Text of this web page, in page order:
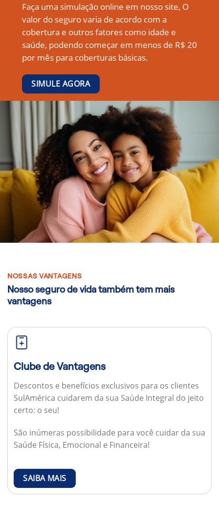
Faça uma simulação online em nosso site, O
valor do seguro varia de acordo com a
cobertura e outros fatores como idade e
saúde, podendo começar em menos de R$ 20
por mês para coberturas básicas.
SIMULE AGORA
NOSSAS VANTAGENS
Nosso seguro de vida também tem mais
vantagens
Clube de Vantagens
Descontos e benefícios exclusivos para os clientes
SulAmérica cuidarem da sua Saúde Integral do jeito
certo: o seu!
São inúmeras possibilidade para você cuidar da sua
Saúde Física, Emocional e Financeira!
SAIBA MAIS